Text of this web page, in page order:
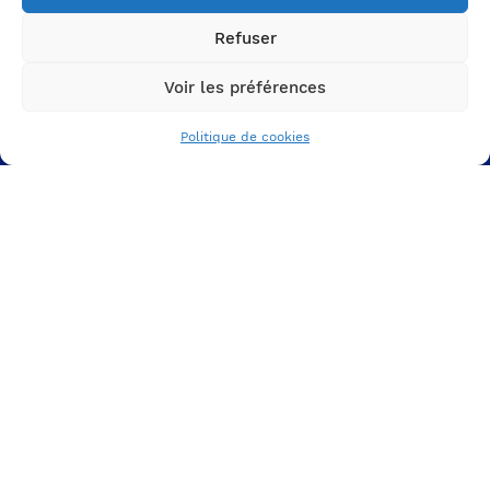
Refuser
Voir les préférences
Politique de cookies
Prenez RDV avec un expert